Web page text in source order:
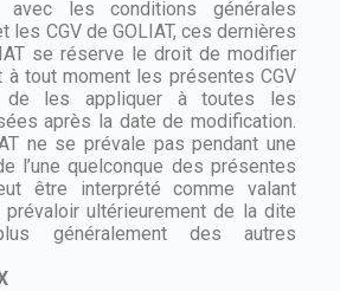
avec les conditions générales
les CGV de GOLIAT, ces dernières
se réserve le droit de modifier
à tout moment les présentes CGV
les appliquer à toutes les
après la date de modification.
ne se prévale pas pendant une
l’une quelconque des présentes
être interprété comme valant
ultérieurement de la dite
généralement des autres